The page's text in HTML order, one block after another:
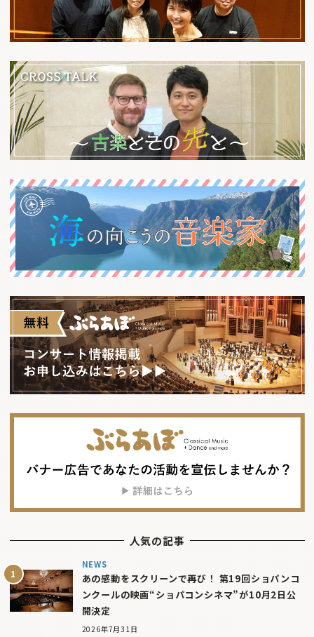
人気の記事
NEWS
あの感動をスクリーンで再び！ 第19回ショパンコ
ンクールの映画“ショパコンシネマ”が10月2日公
開決定
2026年7月31日